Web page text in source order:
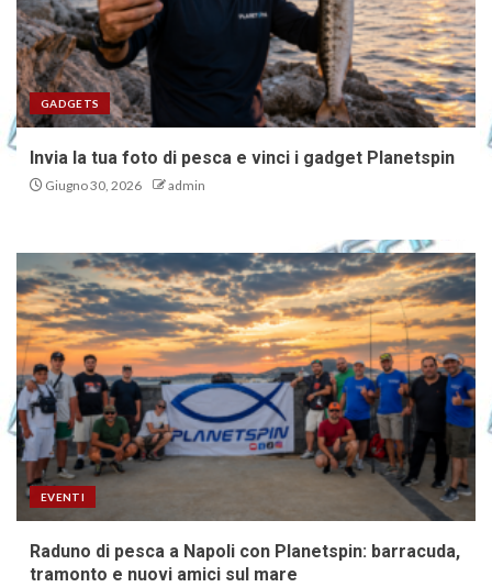
GADGETS
Invia la tua foto di pesca e vinci i gadget Planetspin
Giugno 30, 2026 admin
EVENTI
Raduno di pesca a Napoli con Planetspin: barracuda,
tramonto e nuovi amici sul mare